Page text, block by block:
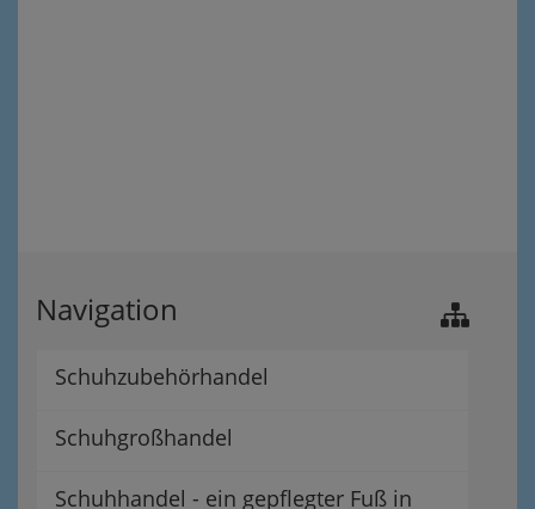
Navigation
Schuhzubehörhandel
Schuhgroßhandel
Schuhhandel - ein gepflegter Fuß in